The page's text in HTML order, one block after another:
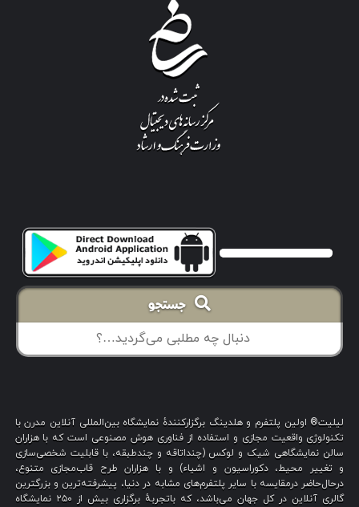
جستجو
لیلیت® اولین پلتفرم و هلدینگ برگزارکنندهٔ نمایشگاه بین‌المللی آنلاین مدرن با
تکنولوژی واقعیت مجازی و استفاده از فناوری هوش مصنوعی است که با هزاران
سالن نمایشگاهی شیک و لوکس (چنداتاقه و چندطبقه، با قابلیت شخصی‌سازی
و تغییر محیط، دکوراسیون و اشیاء) و با هزاران طرح قاب‌مجازی متنوع،
درحال‌حاضر درمقایسه با سایر پلتفرم‌های مشابه در دنیا، پیشرفته‌ترین و بزرگترین
گالری آنلاین در کل جهان می‌باشد، که باتجربهٔ برگزاری بیش از ۲۵۰ نمایشگاه